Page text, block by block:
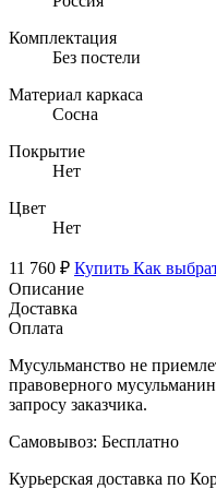
Комплектация
Без постели
Материал каркаса
Сосна
Покрытие
Нет
Цвет
Нет
11 760 ₽ Купить Как
Описание
Доставка
Оплата
Мусульманство не
правоверного
запросу заказчика.
Самовывоз: Бесплатно
Курьерская доставка по